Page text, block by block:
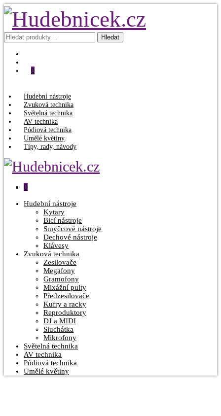
Hledat: Hledat
0
Hudební nástroje
Zvuková technika
Světelná technika
AV technika
Pódiová technika
Umělé květiny
Tipy, rady, návody
0
Hudební nástroje
Kytary
Bicí nástroje
Smyčcové nástroje
Dechové nástroje
Klávesy
Zvuková technika
Zesilovače
Megafony
Gramofony
Mixážní pulty
Předzesilovače
Kufry a racky
Reproduktory
DJ a MIDI
Sluchátka
Mikrofony
Světelná technika
AV technika
Pódiová technika
Umělé květiny